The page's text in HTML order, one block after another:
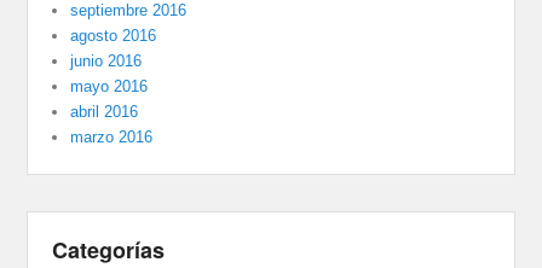
septiembre 2016
agosto 2016
junio 2016
mayo 2016
abril 2016
marzo 2016
Categorías